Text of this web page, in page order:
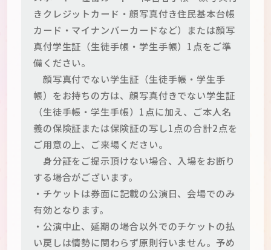
きクレジットカード・顔写真付き住民基本台帳
カード・マイナンバーカードなど）または顔写
真付学生証（生徒手帳・学生手帳）1点をご準
備ください。
顔写真付でない学生証（生徒手帳・学生手
帳）をお持ちの方は、顔写真付きでない学生証
（生徒手帳・学生手帳）1点に加え、ご本人名
義の保険証または保険証の写し1点の合計2点を
ご用意の上、ご来場ください。
身分証をご提示頂けない場合、入場をお断り
する場合がございます。
・チケットは券面に記載の公演日、会場でのみ
有効となります。
・公演中止、延期の場合以外でのチケットの払
い戻しは情勢に関わらず原則行いません。予め